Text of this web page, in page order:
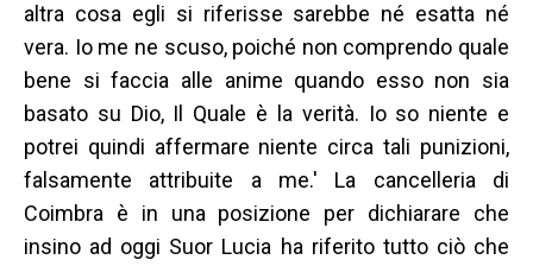
altra cosa egli si riferisse sarebbe né esatta né
vera. Io me ne scuso, poiché non comprendo quale
bene si faccia alle anime quando esso non sia
basato su Dio, Il Quale è la verità. Io so niente e
potrei quindi affermare niente circa tali punizioni,
falsamente attribuite a me.' La cancelleria di
Coimbra è in una posizione per dichiarare che
insino ad oggi Suor Lucia ha riferito tutto ciò che